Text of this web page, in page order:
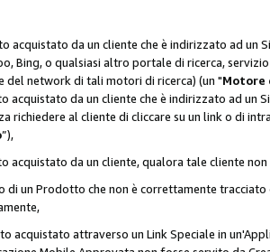
acquistato da un cliente che è indirizzato ad un
Bing, o qualsiasi altro portale di ricerca,
del network di tali motori di ricerca) (un "Motore
acquistato da un cliente che è indirizzato ad un
richiedere al cliente di cliccare su un link o di
”),
acquistato da un cliente, qualora tale cliente
di un Prodotto che non è correttamente
acquistato attraverso un Link Speciale in